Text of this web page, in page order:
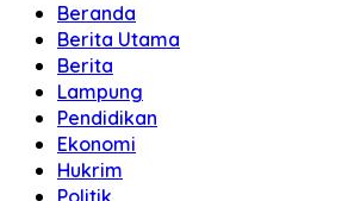
Beranda
Berita Utama
Berita
Lampung
Pendidikan
Ekonomi
Hukrim
Politik